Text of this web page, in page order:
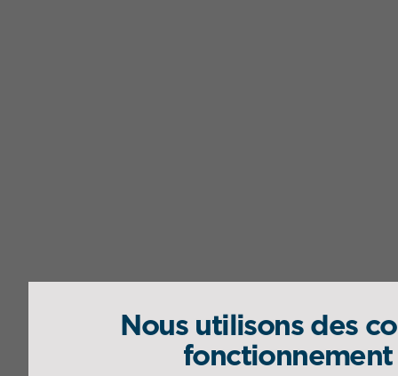
Nous utilisons des